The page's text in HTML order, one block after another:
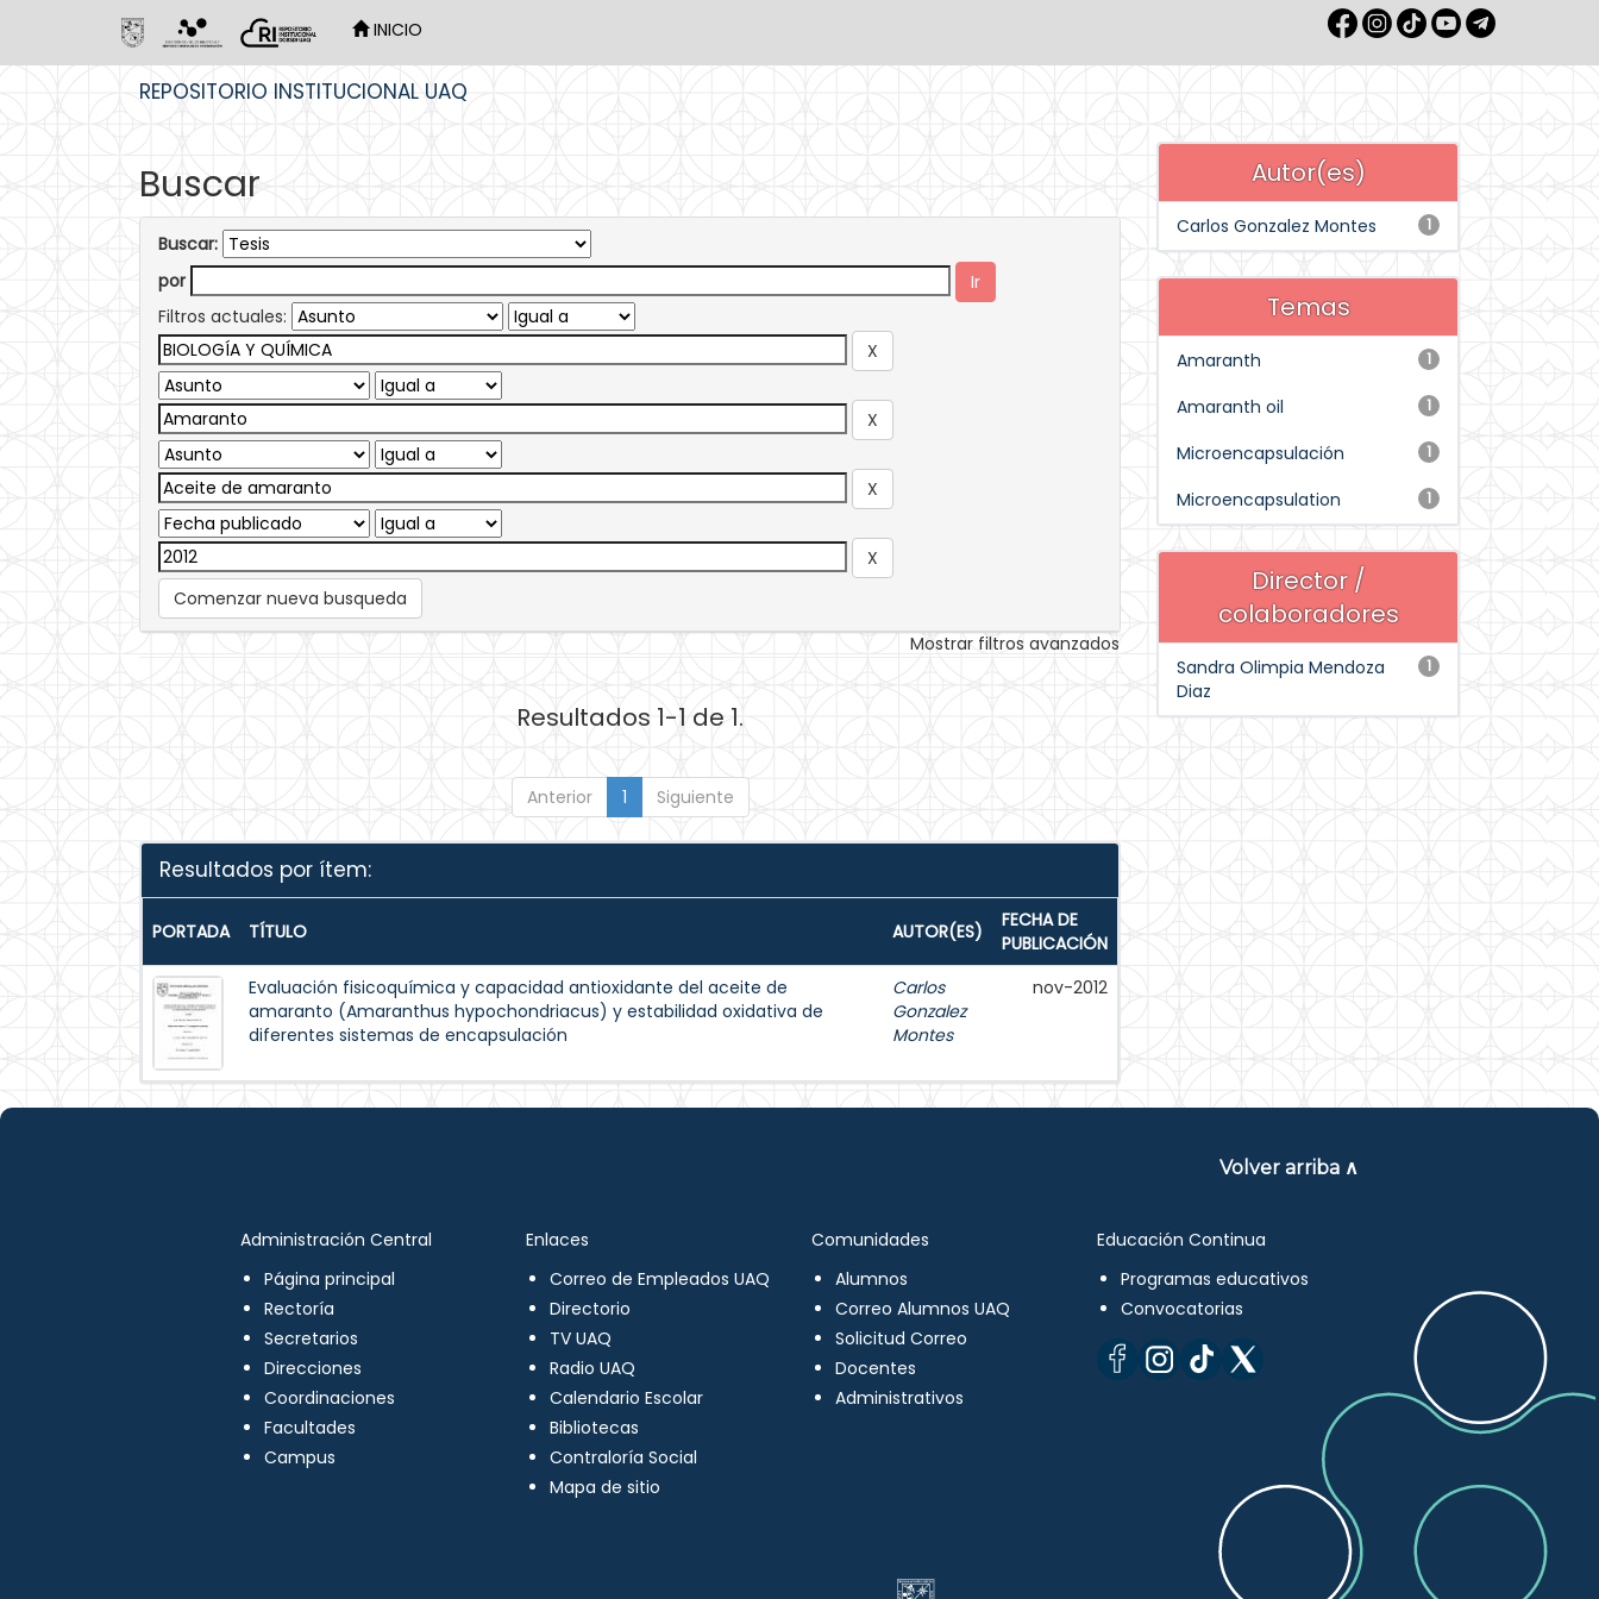
INICIO
REPOSITORIO INSTITUCIONAL UAQ
Buscar
Buscar:
por
Filtros actuales:
Comenzar nueva busqueda
Mostrar filtros avanzados
Resultados 1-1 de 1.
Anterior 1 Siguiente
Resultados por ítem:
PORTADA TÍTULO AUTOR(ES)
FECHA DE
PUBLICACIÓN
Evaluación fisicoquímica y capacidad antioxidante del aceite de
amaranto (Amaranthus hypochondriacus) y estabilidad oxidativa de
diferentes sistemas de encapsulación
Carlos
Gonzalez
Montes
nov-2012
Autor(es)
1
Carlos Gonzalez Montes
Temas
1
Amaranth
1
Amaranth oil
1
Microencapsulación
1
Microencapsulation
Director /
colaboradores
1
Sandra Olimpia Mendoza
Diaz
Volver arriba ∧
Administración Central
Página principal
Rectoría
Secretarios
Direcciones
Coordinaciones
Facultades
Campus
Enlaces
Correo de Empleados UAQ
Directorio
TV UAQ
Radio UAQ
Calendario Escolar
Bibliotecas
Contraloría Social
Mapa de sitio
Comunidades
Alumnos
Correo Alumnos UAQ
Solicitud Correo
Docentes
Administrativos
Educación Continua
Programas educativos
Convocatorias